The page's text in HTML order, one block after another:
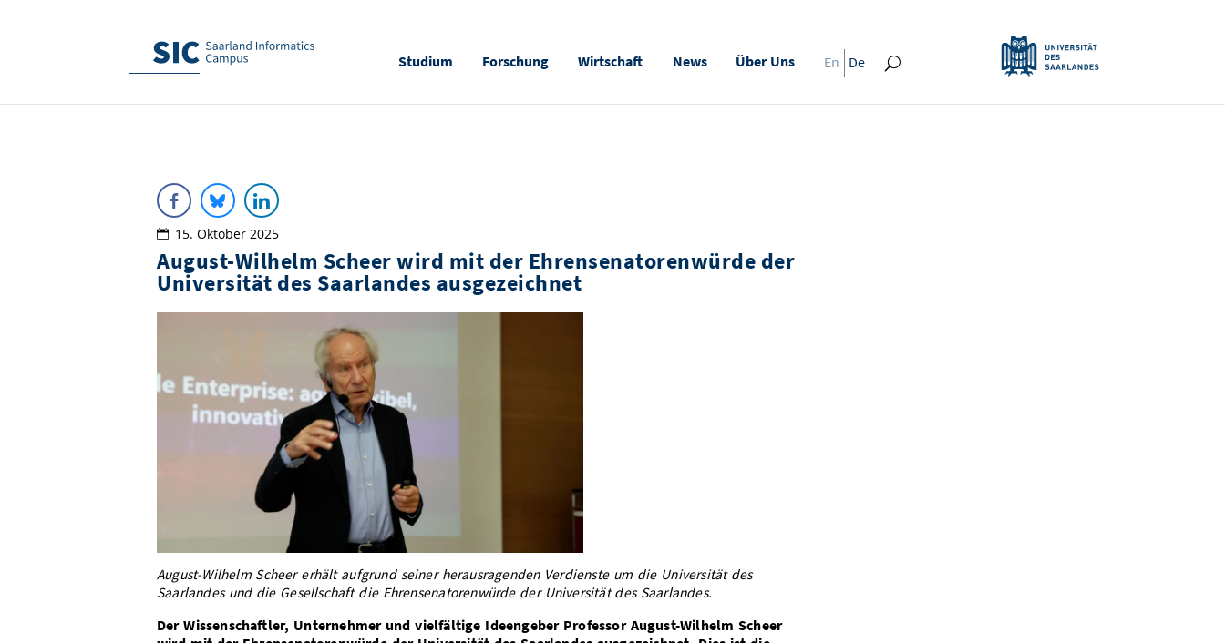
Studium Forschung Wirtschaft News Über Uns En De
15. Oktober 2025
August-Wilhelm Scheer wird mit der Ehrensenatorenwürde der
Universität des Saarlandes ausgezeichnet
August-Wilhelm Scheer erhält aufgrund seiner herausragenden Verdienste um die Universität des
Saarlandes und die Gesellschaft die Ehrensenatorenwürde der Universität des Saarlandes.
Der Wissenschaftler, Unternehmer und vielfältige Ideengeber Professor August-Wilhelm Scheer